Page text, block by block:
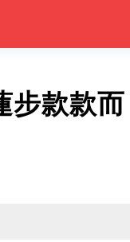
步款款而